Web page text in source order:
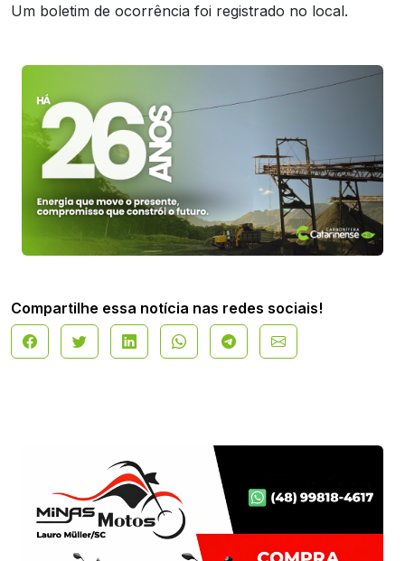
Um boletim de ocorrência foi registrado no local.
Compartilhe essa notícia nas redes sociais!